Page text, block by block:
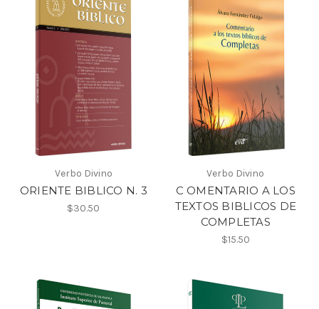
Verbo Divino
ORIENTE BIBLICO N. 3
$30.50
Verbo Divino
C OMENTARIO A LOS
TEXTOS BIBLICOS DE
COMPLETAS
$15.50